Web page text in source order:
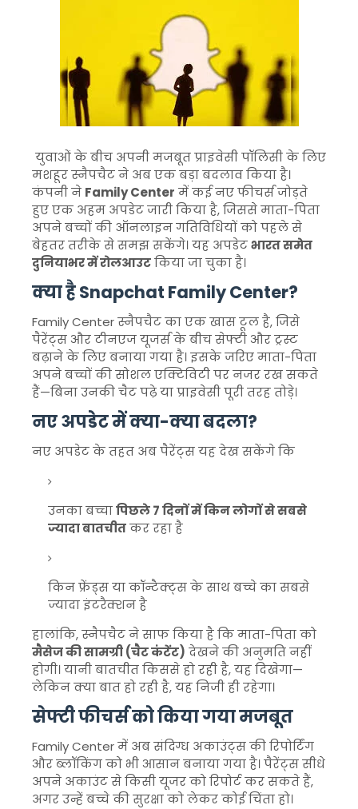
युवाओं के बीच अपनी मजबूत प्राइवेसी पॉलिसी के लिए
मशहूर स्नैपचैट ने अब एक बड़ा बदलाव किया है।
कंपनी ने Family Center में कई नए फीचर्स जोड़ते
हुए एक अहम अपडेट जारी किया है, जिससे माता-पिता
अपने बच्चों की ऑनलाइन गतिविधियों को पहले से
बेहतर तरीके से समझ सकेंगे। यह अपडेटभारत समेत
दुनियाभर में रोलआउटकिया जा चुका है।
क्या है Snapchat Family Center?
Family Center स्नैपचैट का एक खास टूल है, जिसे
पैरेंट्स और टीनएज यूजर्स के बीच सेफ्टी और ट्रस्ट
बढ़ाने के लिए बनाया गया है। इसके जरिए माता-पिता
अपने बच्चों की सोशल एक्टिविटी पर नजर रख सकते
हैं—बिना उनकी चैट पढ़े या प्राइवेसी पूरी तरह तोड़े।
नए अपडेट में क्या-क्या बदला?
नए अपडेट के तहत अब पैरेंट्स यह देख सकेंगे कि
उनका बच्चापिछले 7 दिनों में किन लोगों से सबसे
ज्यादा बातचीतकर रहा है
किन फ्रेंड्स या कॉन्टैक्ट्स के साथ बच्चे का सबसे
ज्यादा इंटरैक्शन है
हालांकि, स्नैपचैट ने साफ किया है कि माता-पिता को
मैसेज की सामग्री (चैट कंटेंट) देखने की अनुमति नहीं
होगी। यानी बातचीत किससे हो रही है, यह दिखेगा—
लेकिन क्या बात हो रही है, यह निजी ही रहेगा।
सेफ्टी फीचर्स को किया गया मजबूत
Family Center में अब संदिग्ध अकाउंट्स की रिपोर्टिंग
और ब्लॉकिंग को भी आसान बनाया गया है। पैरेंट्स सीधे
अपने अकाउंट से किसी यूजर को रिपोर्ट कर सकते हैं,
अगर उन्हें बच्चे की सुरक्षा को लेकर कोई चिंता हो।